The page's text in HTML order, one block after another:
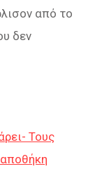
από το
δεν
Τους